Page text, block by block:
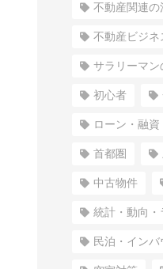
不動産関連の
不動産ビジネ
サラリーマン
初心者
ローン・融資
首都圏
中古物件
統計・動向・
民泊・インバ